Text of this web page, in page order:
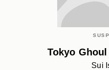
Tokyo Ghoul
Sui